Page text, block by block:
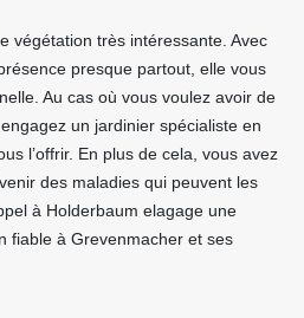
végétation très intéressante. Avec
presque partout, elle vous
Au cas où vous voulez avoir de
un jardinier spécialiste en
l’offrir. En plus de cela, vous avez
des maladies qui peuvent les
à Holderbaum elagage une
fiable à Grevenmacher et ses